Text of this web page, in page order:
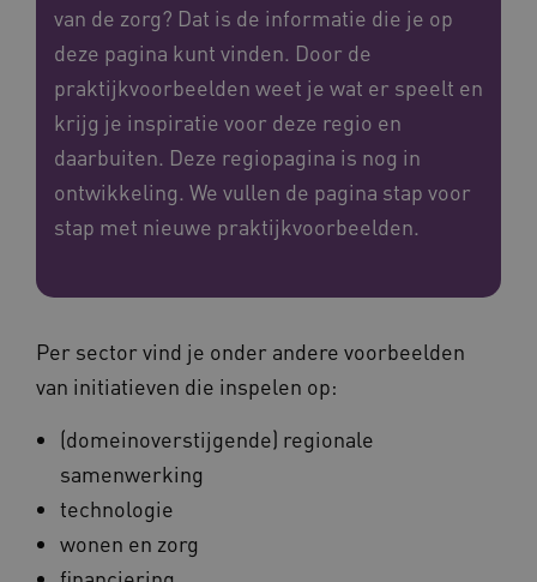
van de zorg? Dat is de informatie die je op
deze pagina kunt vinden. Door de
praktijkvoorbeelden weet je wat er speelt en
krijg je inspiratie voor deze regio en
daarbuiten. Deze regiopagina is nog in
ontwikkeling. We vullen de pagina stap voor
stap met nieuwe praktijkvoorbeelden.
Per sector vind je onder andere voorbeelden
van initiatieven die inspelen op:
(domeinoverstijgende) regionale
samenwerking
technologie
wonen en zorg